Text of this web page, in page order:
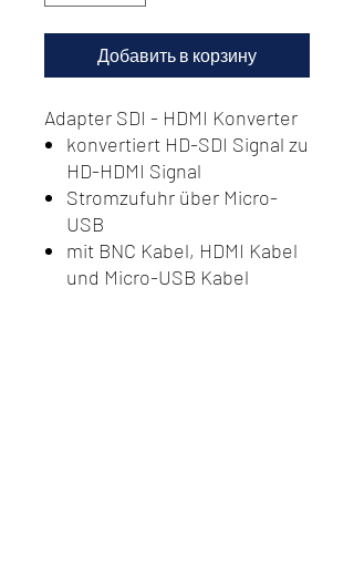
Добавить в корзину
Adapter SDI - HDMI Konverter
konvertiert HD-SDI Signal zu
HD-HDMI Signal
Stromzufuhr über Micro-
USB
mit BNC Kabel, HDMI Kabel
und Micro-USB Kabel